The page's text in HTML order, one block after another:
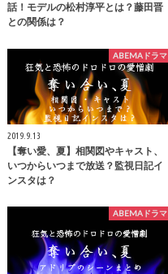
話！モデルの松村淳平とは？藤田晋
との関係は？
ABEMAドラマ
2019.9.13
【奪い愛、夏】相関図やキャスト、
いつからいつまで放送？監視日記イ
ンスタは？
ABEMAドラマ